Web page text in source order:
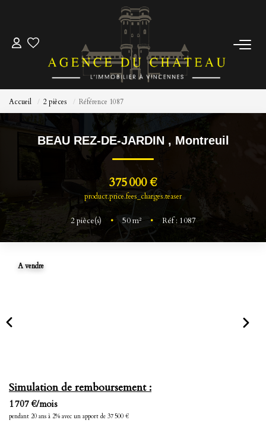
ACCUEIL
ACHETER
ESTIMER
Pré-Estimez Votre Bien
Prendre Rendez Vous
NOTRE ÉQUIPE
Accueil 2 pièces Référence 1087
BEAU REZ-DE-JARDIN , Montreuil
375 000 €
product.price.fees_charges.teaser
2pièce(s) • 50m² • Réf : 1087
A vendre
Simulation de remboursement :
1 707 €/mois
pendant 20 ans à 2% avec un apport de 37 500 €